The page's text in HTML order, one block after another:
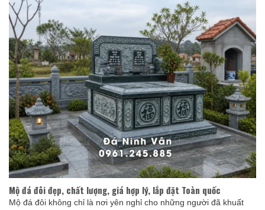
Mộ đá đôi đẹp, chất lượng, giá hợp lý, lắp đặt Toàn quốc
Mộ đá đôi không chỉ là nơi yên nghỉ cho những người đã khuất